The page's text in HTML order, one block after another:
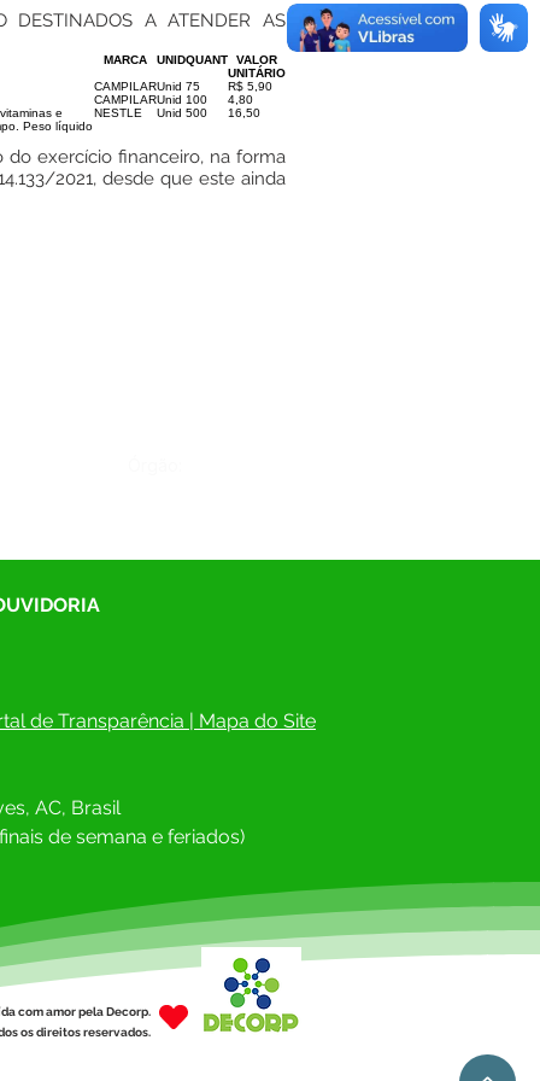
DESTINADOS A ATENDER AS
MARCA UNIDQUANT
VALOR
UNITÁRIO
CAMPILARUnid 75
R$ 5,90
CAMPILARUnid 100
4,80
e
Peso líquido
NESTLE Unid 500 16,50
do exercício financeiro, na forma
2021, desde que este ainda
de Transparência | Mapa do Site
AC, Brasil
de semana e feriados)
com amor pela Decorp.
os direitos reservados.